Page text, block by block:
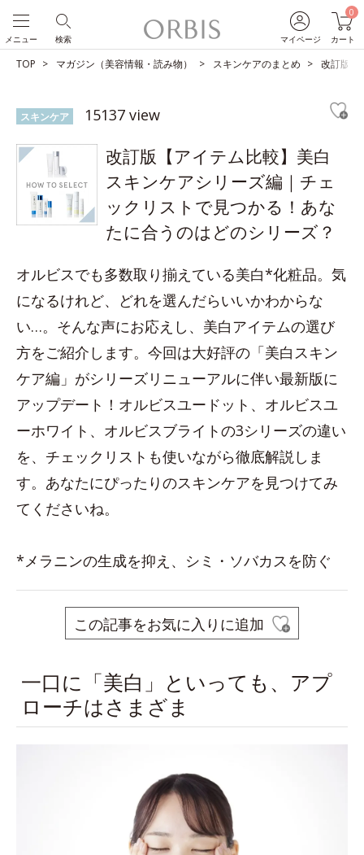
マイページ
0
カート
検索
メニュー
TOP マガジン（美容情報・読み物） スキンケアのまとめ 改訂版【
スキンケア 15137 view
改訂版【アイテム比較】美白
スキンケアシリーズ編｜チェ
ックリストで見つかる！あな
たに合うのはどのシリーズ？
オルビスでも多数取り揃えている美白*化粧品。気
になるけれど、どれを選んだらいいかわからな
い…。そんな声にお応えし、美白アイテムの選び
方をご紹介します。今回は大好評の「美白スキン
ケア編」がシリーズリニューアルに伴い最新版に
アップデート！オルビスユードット、オルビスユ
ーホワイト、オルビスブライトの3シリーズの違い
を、チェックリストも使いながら徹底解説しま
す。あなたにぴったりのスキンケアを見つけてみ
てくださいね。
*メラニンの生成を抑え、シミ・ソバカスを防ぐ
この記事をお気に入りに追加
一口に「美白」といっても、アプ
ローチはさまざま